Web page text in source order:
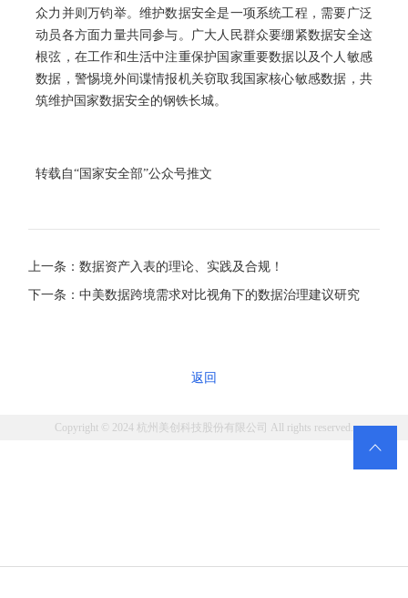
众力并则万钧举。维护数据安全是一项系统工程，需要广泛
动员各方面力量共同参与。广大人民群众要绷紧数据安全这
根弦，在工作和生活中注重保护国家重要数据以及个人敏感
数据，警惕境外间谍情报机关窃取我国家核心敏感数据，共
筑维护国家数据安全的钢铁长城。
转载自“国家安全部”公众号推文
上一条：数据资产入表的理论、实践及合规！
下一条：中美数据跨境需求对比视角下的数据治理建议研究
返回
Copyright © 2024 杭州美创科技股份有限公司 All rights reserved.
